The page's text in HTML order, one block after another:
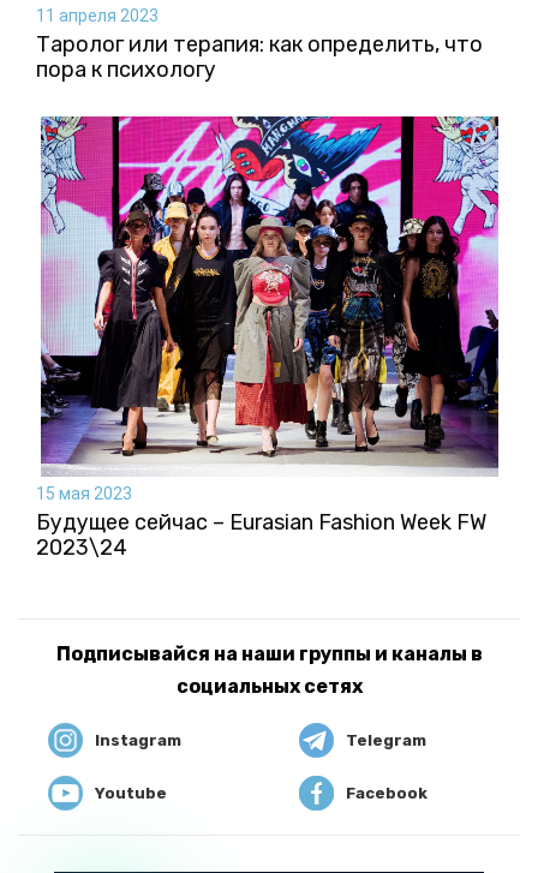
11 апреля 2023
Таролог или терапия: как определить, что
пора к психологу
15 мая 2023
Будущее сейчас – Eurasian Fashion Week FW
2023\24
Подписывайся на наши группы и каналы в
социальных сетях
Instagram Telegram
Youtube Facebook